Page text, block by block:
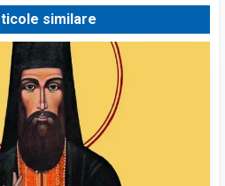
similare